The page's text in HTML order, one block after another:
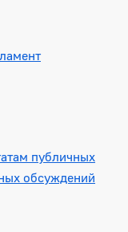
публичных
обсуждений